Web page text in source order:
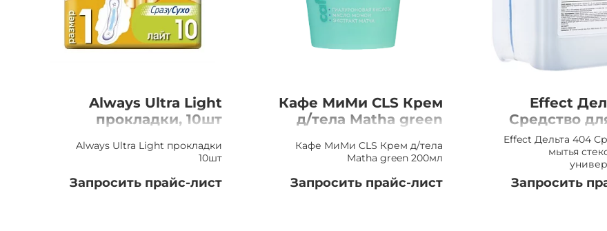
Always Ultra Light
прокладки, 10шт
Always Ultra Light прокладки
10шт
Запросить прайс-лист
Кафе МиМи CLS Крем
д/тела Matha green
Кафе МиМи CLS Крем д/тела
Matha green 200мл
Запросить прайс-лист
Effect
Средство
стекол
Effect Дельта 404
мытья
Запросить